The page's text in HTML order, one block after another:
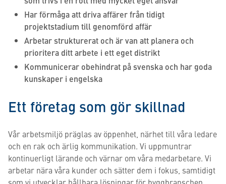
Har förmåga att driva affärer från tidigt
projektstadium till genomförd affär
Arbetar strukturerat och är van att planera och
prioritera ditt arbete i ett eget distrikt
Kommunicerar obehindrat på svenska och har goda
kunskaper i engelska
Ett företag som gör skillnad
Vår arbetsmiljö präglas av öppenhet, närhet till våra ledare
och en rak och ärlig kommunikation. Vi uppmuntrar
kontinuerligt lärande och värnar om våra medarbetare. Vi
arbetar nära våra kunder och sätter dem i fokus, samtidigt